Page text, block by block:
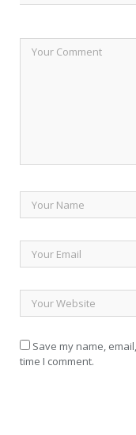
Save my name,
time I comment.